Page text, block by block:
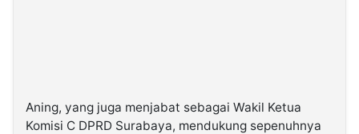
Aning, yang juga menjabat sebagai Wakil Ketua
Komisi C DPRD Surabaya, mendukung sepenuhnya